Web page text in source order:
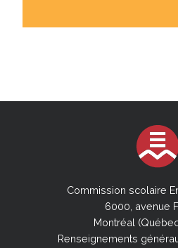
Commission scolaire
6000, avenue
Montréal
Renseignements